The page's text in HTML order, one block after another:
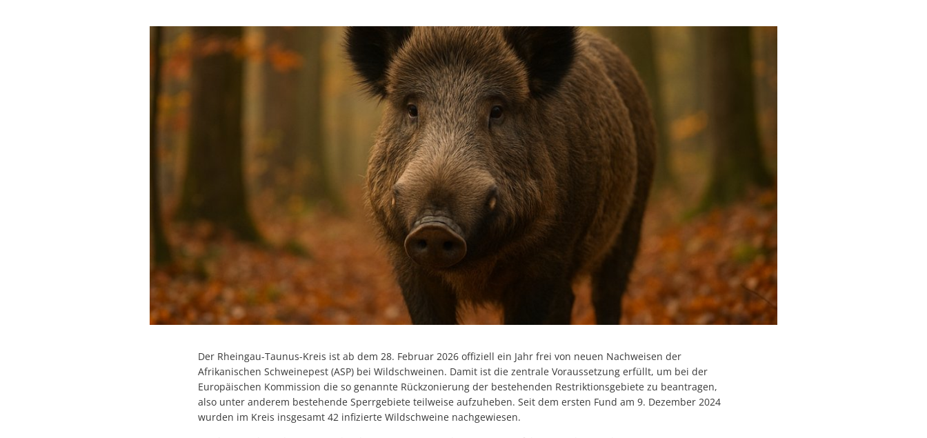
Der Rheingau-Taunus-Kreis ist ab dem 28. Februar 2026 offiziell ein Jahr frei von neuen Nachweisen der
Afrikanischen Schweinepest (ASP) bei Wildschweinen. Damit ist die zentrale Voraussetzung erfüllt, um bei der
Europäischen Kommission die so genannte Rückzonierung der bestehenden Restriktionsgebiete zu beantragen,
also unter anderem bestehende Sperrgebiete teilweise aufzuheben. Seit dem ersten Fund am 9. Dezember 2024
wurden im Kreis insgesamt 42 infizierte Wildschweine nachgewiesen.